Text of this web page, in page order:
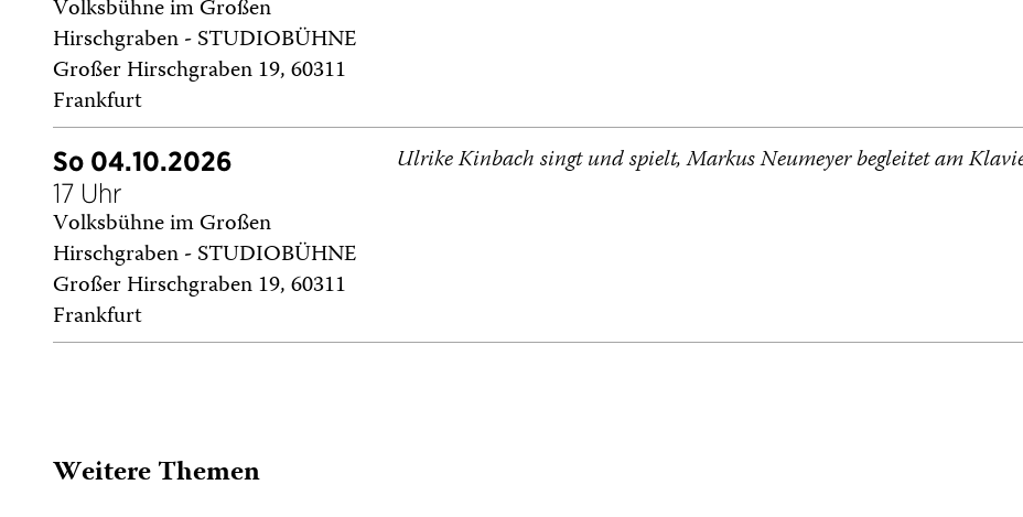
Volksbühne im Großen
Hirschgraben - STUDIOBÜHNE
Großer Hirschgraben 19, 60311
Frankfurt
So 04.10.2026
17 Uhr
Volksbühne im Großen
Hirschgraben - STUDIOBÜHNE
Großer Hirschgraben 19, 60311
Frankfurt
Ulrike Kinbach singt und spielt, Markus Neumeyer begleitet am
Weitere Themen